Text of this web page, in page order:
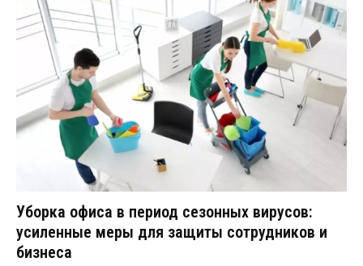
Уборка офиса в период сезонных вирусов:
усиленные меры для защиты сотрудников и
бизнеса